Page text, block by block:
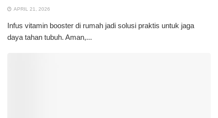
APRIL 21, 2026
Infus vitamin booster di rumah jadi solusi praktis untuk jaga
daya tahan tubuh. Aman,...